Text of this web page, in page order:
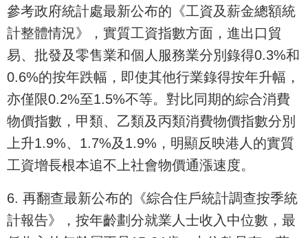
參考政府統計處最新公布的《工資及薪金總額統
計整體情況》，實質工資指數方面，進出口貿
易、批發及零售業和個人服務業分別錄得0.3%和
0.6%的按年跌幅，即使其他行業錄得按年升幅，
亦僅限0.2%至1.5%不等。對比同期的綜合消費
物價指數，甲類、乙類及丙類消費物價指數分別
上升1.9%、1.7%及1.9%，明顯反映港人的實質
工資增長根本追不上社會物價通漲速度。
6. 再翻查最新公布的《綜合住戶統計調查按季統
計報告》，按年齡劃分就業人士收入中位數，最